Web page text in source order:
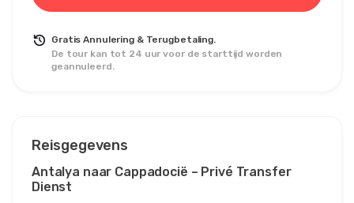
Gratis Annulering & Terugbetaling.
De tour kan tot 24 uur voor de starttijd worden
geannuleerd.
Reisgegevens
Antalya naar Cappadocië – Privé Transfer
Dienst